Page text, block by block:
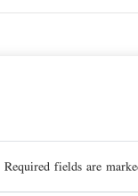
Required fields are